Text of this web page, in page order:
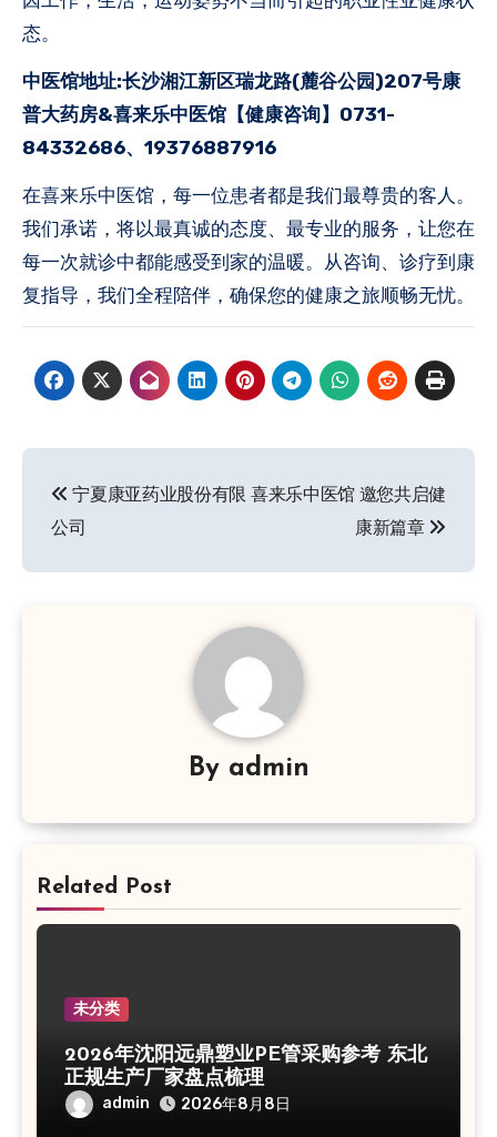
态。
中医馆地址:长沙湘江新区瑞龙路(麓谷公园)207号康
普大药房&喜来乐中医馆【健康咨询】0731-
84332686、19376887916
在喜来乐中医馆，每一位患者都是我们最尊贵的客人。
我们承诺，将以最真诚的态度、最专业的服务，让您在
每一次就诊中都能感受到家的温暖。从咨询、诊疗到康
复指导，我们全程陪伴，确保您的健康之旅顺畅无忧。
章
导
宁夏康亚药业股份有限
公司
喜来乐中医馆 邀您共启健
康新篇章
By admin
Related Post
未分类
2026年沈阳远鼎塑业PE管采购参考 东北
正规生产厂家盘点梳理
admin 2026年8月8日